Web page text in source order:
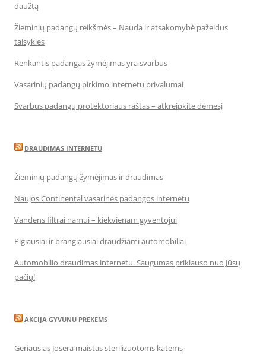
daužtą
Žieminių padangų reikšmės – Nauda ir atsakomybė pažeidus
taisykles
Renkantis padangas žymėjimas yra svarbus
Vasarinių padangų pirkimo internetu privalumai
Svarbus padangų protektoriaus raštas – atkreipkite dėmesį
DRAUDIMAS INTERNETU
Žieminių padangų žymėjimas ir draudimas
Naujos Continental vasarinės padangos internetu
Vandens filtrai namui – kiekvienam gyventojui
Pigiausiai ir brangiausiai draudžiami automobiliai
Automobilio draudimas internetu. Saugumas priklauso nuo Jūsų
pačių!
AKCIJA GYVUNU PREKEMS
Geriausias Josera maistas sterilizuotoms katėms